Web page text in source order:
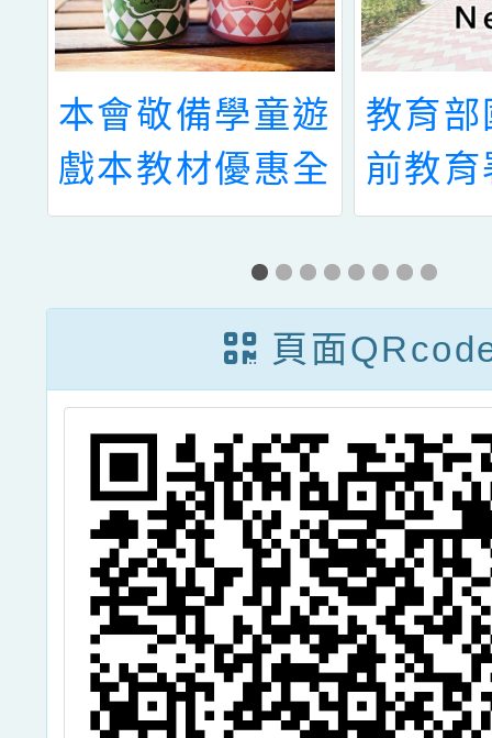
本會敬備學童遊
戲本教材優惠全
台國小教師依工
本費索取方案，
敬請協助轉知
教育
前教
局辦
年度
國民
師完
語/客
以上
證考
助計
龍潭
辦理
頁面